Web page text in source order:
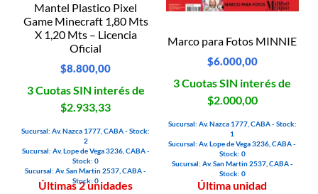
Mantel Plastico Pixel
Game Minecraft 1,80 Mts
X 1,20 Mts – Licencia
Oficial
$8.800,00
3 Cuotas SIN interés de
$2.933,33
Sucursal: Av. Nazca 1777, CABA - Stock:
2
Sucursal: Av. Lope de Vega 3236, CABA -
Stock: 0
Sucursal: Av. San Martin 2537, CABA -
Stock: 0
Últimas 2 unidades
Marco para Fotos MINNIE
$6.000,00
3 Cuotas SIN interés de
$2.000,00
Sucursal: Av. Nazca 1777, CABA - Stock:
1
Sucursal: Av. Lope de Vega 3236, CABA -
Stock: 0
Sucursal: Av. San Martin 2537, CABA -
Stock: 0
Última unidad